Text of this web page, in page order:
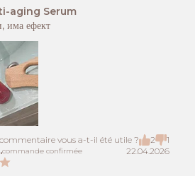
aging Serum
има ефект
vous a-t-il été utile ? 2 1
commande confirmée 22.04.2026